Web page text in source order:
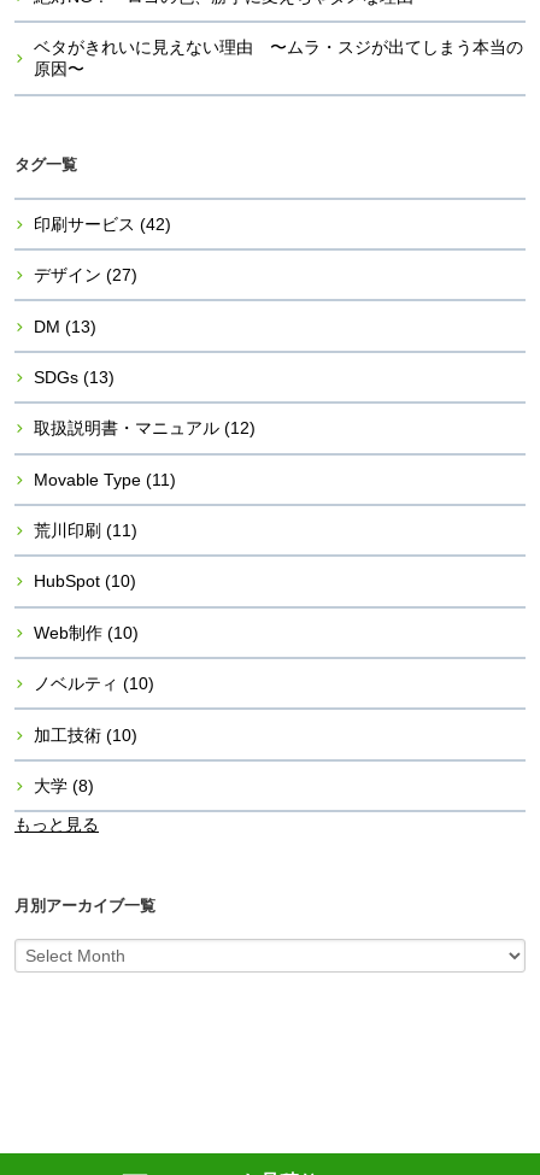
ベタがきれいに見えない理由 〜ムラ・スジが出てしまう本当の
原因〜
タグ一覧
印刷サービス (42)
デザイン (27)
DM (13)
SDGs (13)
取扱説明書・マニュアル (12)
Movable Type (11)
荒川印刷 (11)
HubSpot (10)
Web制作 (10)
ノベルティ (10)
加工技術 (10)
大学 (8)
もっと見る
月別アーカイブ一覧